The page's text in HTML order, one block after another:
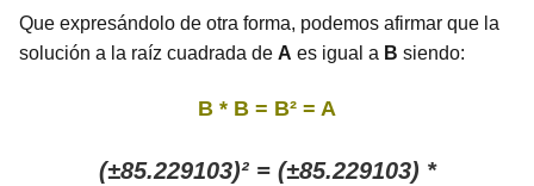
Que expresándolo de otra forma, podemos afirmar que la
solución a la raíz cuadrada de A es igual a B siendo:
B * B = B² = A
(±85.229103)² = (±85.229103) *